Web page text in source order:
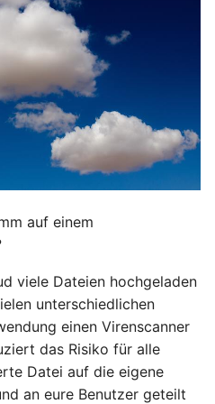
auf einem
viele Dateien hochgeladen
unterschiedlichen
einen Virenscanner
das Risiko für alle
Datei auf die eigene
an eure Benutzer geteilt